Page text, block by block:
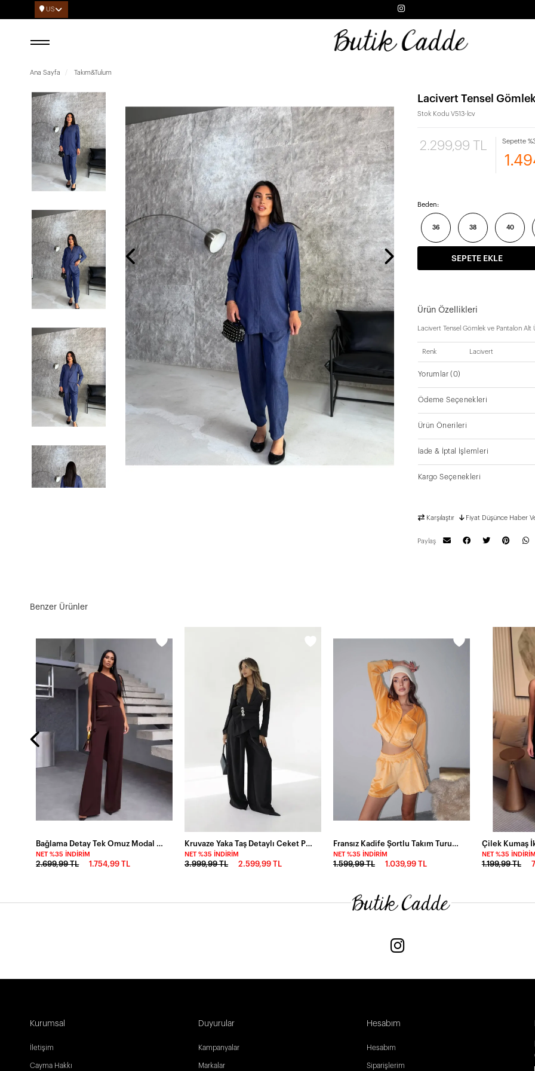
US
Ana Sayfa Takım&Tulum
Lacivert Tensel
Stok Kodu V513-lcv
2.299,99 TL Sepette
Beden:
36 38 40
SEPETE EKLE
Ürün Özellikleri
Lacivert Tensel Gömlek ve Pantalon Alt
Renk Lacivert
Yorumlar(0)
Ödeme Seçenekleri
Ürün Önerileri
İade & İptal İşlemleri
Kargo Seçenekleri
Karşılaştır Fiyat Düşünce Haber
Paylaş
Benzer Ürünler
Bağlama Detay Tek Omuz Modal Alt Üst Takım Kahve
NET %35 İNDIRIM
2.699,99 TL 1.754,99 TL
Kruvaze Yaka Taş Detaylı Ceket Pantalon Premium Takım Siyah
NET %35 İNDIRIM
3.999,99 TL 2.599,99 TL
Fransız Kadife Şortlu Takım Turuncu
NET %35 İNDIRIM
1.599,99 TL 1.039,99 TL
Çilek Kumaş
NET %35 İNDIRIM
1.199,99 TL
Kurumsal
İletişim
Cayma Hakkı
Duyurular
Kampanyalar
Markalar
Hesabım
Hesabım
Siparişlerim